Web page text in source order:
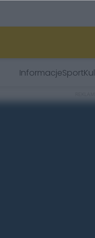
InformacjeSport